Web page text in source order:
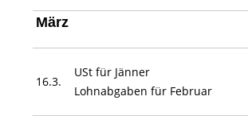
März
16.3.
USt für Jänner
Lohnabgaben für Februar